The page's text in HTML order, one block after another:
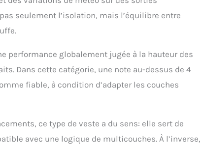
seulement l’isolation, mais l’équilibre entre
performance globalement jugée à la hauteur des
Dans cette catégorie, une note au-dessus de 4
fiable, à condition d’adapter les couches
ce type de veste a du sens: elle sert de
avec une logique de multicouches. À l’inverse,